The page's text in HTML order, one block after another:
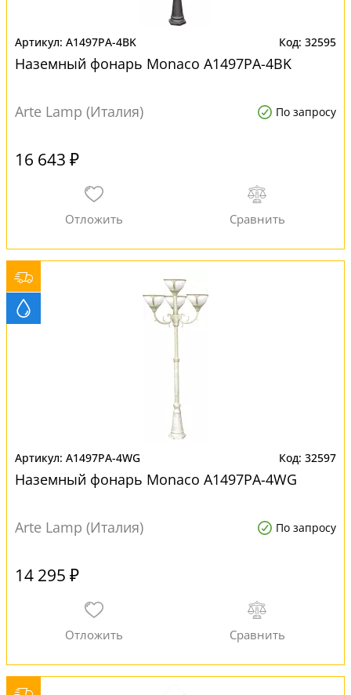
A1497PA-4BK 32595
Наземный фонарь Monaco A1497PA-4BK
Arte Lamp (Италия) По запросу
16 643 ₽
A1497PA-4WG 32597
Наземный фонарь Monaco A1497PA-4WG
Arte Lamp (Италия) По запросу
14 295 ₽